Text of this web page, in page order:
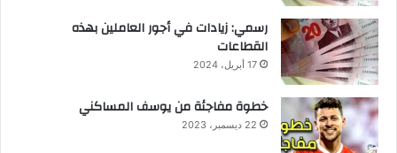
رسمي: زيادات في أجور العاملين بهذه
القطاعات
17 أبريل، 2024
خطوة مفاجئة من يوسف المساكني
22 ديسمبر، 2023